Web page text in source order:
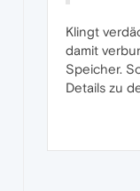
Klingt
damit
Speicher.
Details zu